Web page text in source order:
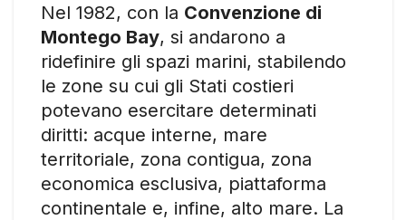
Nel 1982, con la Convenzione di
Montego Bay, si andarono a
ridefinire gli spazi marini, stabilendo
le zone su cui gli Stati costieri
potevano esercitare determinati
diritti: acque interne, mare
territoriale, zona contigua, zona
economica esclusiva, piattaforma
continentale e, infine, alto mare. La